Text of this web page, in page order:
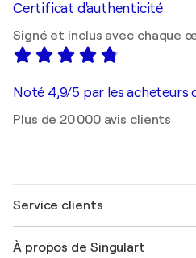
Certificat d'authenticité
Signé et inclus avec chaque
Noté 4,9/5 par les acheteurs
Plus de 20 000 avis clients
Service clients
Expédition
À propos de Singulart